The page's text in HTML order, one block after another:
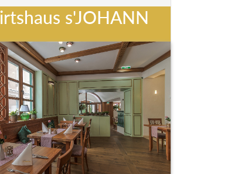
s'JOHANN